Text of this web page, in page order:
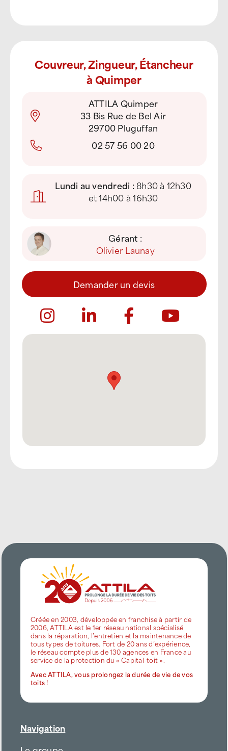
Couvreur, Zingueur, Étancheur
à Quimper
ATTILA Quimper
33 Bis Rue de Bel Air
29700 Pluguffan
02 57 56 00 20
Lundi au vendredi :8h30 à 12h30
et 14h00 à 16h30
Gérant :
Olivier Launay
Demander un devis
Créée en 2003, développée en franchise à partir de
2006, ATTILA est le 1er réseau national spécialisé
dans la réparation, l’entretien et la maintenance de
tous types de toitures. Fort de 20 ans d’expérience,
le réseau compte plus de 130 agences en France au
service de la protection du « Capital-toit ».
Avec ATTILA, vous prolongez la durée de vie de vos
toits !
Navigation